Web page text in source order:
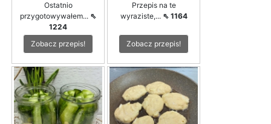
Ostatnio
przygotowywałem... ⇖
1224
Zobacz przepis!
Przepis na te
wyraziste,... ⇖ 1164
Zobacz przepis!